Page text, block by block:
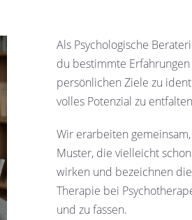
Als Psychologische
du bestimmte
persönlichen Ziele zu
volles Potenzial zu
Wir erarbeiten
Muster, die vielleicht
wirken und bezeichnen
Therapie bei
und zu fassen.